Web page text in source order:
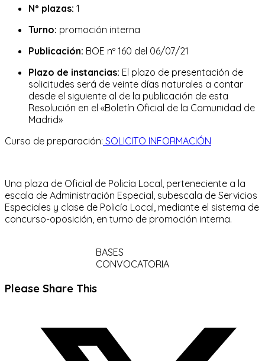
Nº plazas: 1
Turno: promoción interna
Publicación: BOE nº 160 del 06/07/21
Plazo de instancias: El plazo de presentación de
solicitudes será de veinte días naturales a contar
desde el siguiente al de la publicación de esta
Resolución en el «Boletín Oficial de la Comunidad de
Madrid»
Curso de preparación: SOLICITO INFORMACIÓN
Una plaza de Oficial de Policía Local, perteneciente a la
escala de Administración Especial, subescala de Servicios
Especiales y clase de Policía Local, mediante el sistema de
concurso-oposición, en turno de promoción interna.
BASES
CONVOCATORIA
Please Share ThisCompartir